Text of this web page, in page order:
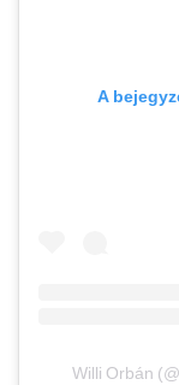
A
Willi Orbán